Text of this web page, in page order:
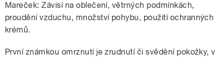
Mareček: Závisí na oblečení, větrných podmínkách,
proudění vzduchu, množství pohybu, použití ochranných
krémů.
První známkou omrznutí je zrudnutí či svědění pokožky, v